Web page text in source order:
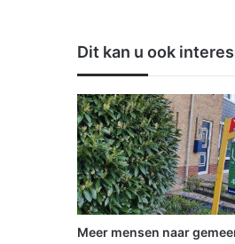
g
i
n
M
i
d
w
o
l
d
Dit kan u ook
Meer mensen naar